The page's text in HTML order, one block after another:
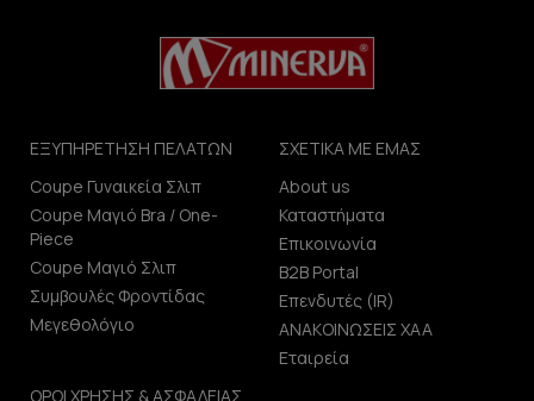
ΕΞΥΠΗΡΕΤΗΣΗ ΠΕΛΑΤΩΝ
Coupe Γυναικεία Σλιπ
Coupe Μαγιό Bra / One-
Piece
Coupe Μαγιό Σλιπ
Συμβουλές Φροντίδας
Μεγεθολόγιο
ΣΧΕΤΙΚΑ ΜΕ ΕΜΑΣ
About us
Καταστήματα
Επικοινωνία
B2B Portal
Επενδυτές (IR)
ΑΝΑΚΟΙΝΩΣΕΙΣ ΧΑΑ
Εταιρεία
ΟΡΟΙ ΧΡΗΣΗΣ & ΑΣΦΑΛΕΙΑΣ